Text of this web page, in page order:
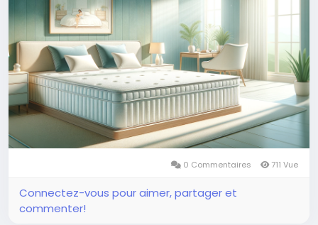
0 Commentaires 711 Vue
Connectez-vous pour aimer, partager et
commenter!